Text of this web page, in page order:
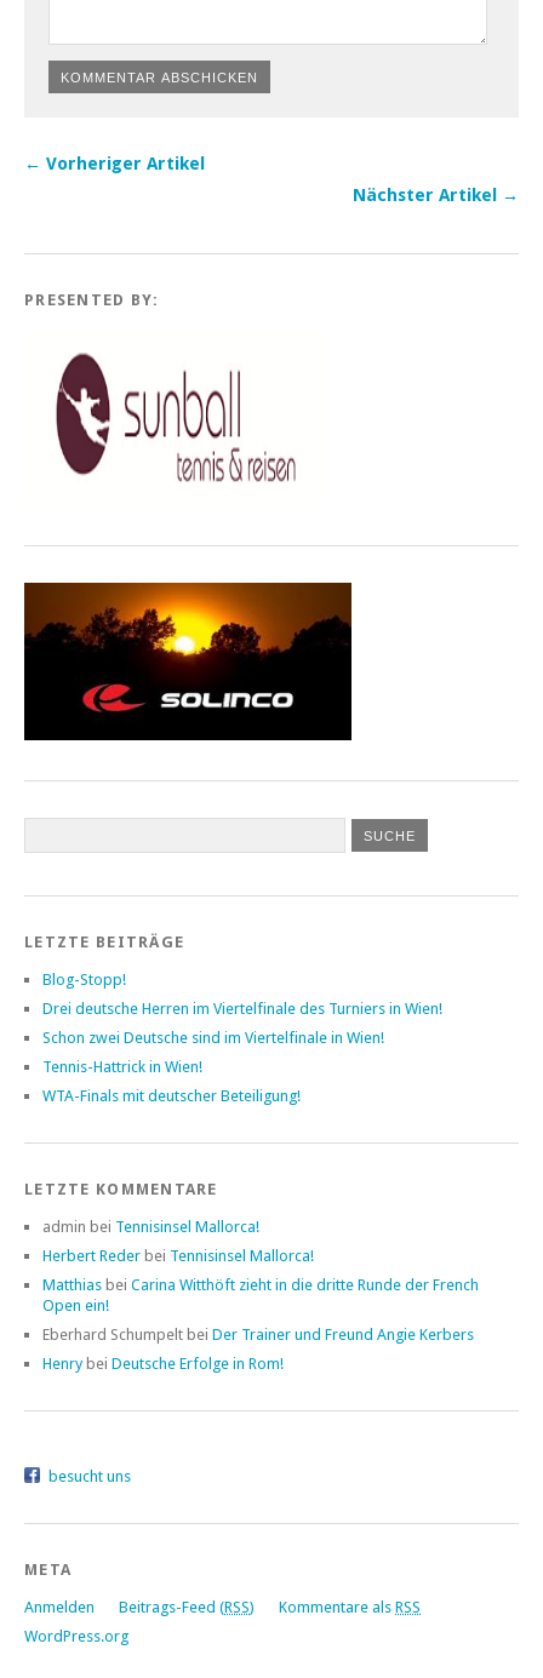
← Vorheriger Artikel
Nächster Artikel →
PRESENTED BY:
LETZTE BEITRÄGE
Blog-Stopp!
Drei deutsche Herren im Viertelfinale des Turniers in Wien!
Schon zwei Deutsche sind im Viertelfinale in Wien!
Tennis-Hattrick in Wien!
WTA-Finals mit deutscher Beteiligung!
LETZTE KOMMENTARE
admin bei Tennisinsel Mallorca!
Herbert Reder bei Tennisinsel Mallorca!
Matthias bei Carina Witthöft zieht in die dritte Runde der French
Open ein!
Eberhard Schumpelt bei Der Trainer und Freund Angie Kerbers
Henry bei Deutsche Erfolge in Rom!
besucht uns
META
Anmelden Beitrags-Feed (RSS) Kommentare als RSS
WordPress.org